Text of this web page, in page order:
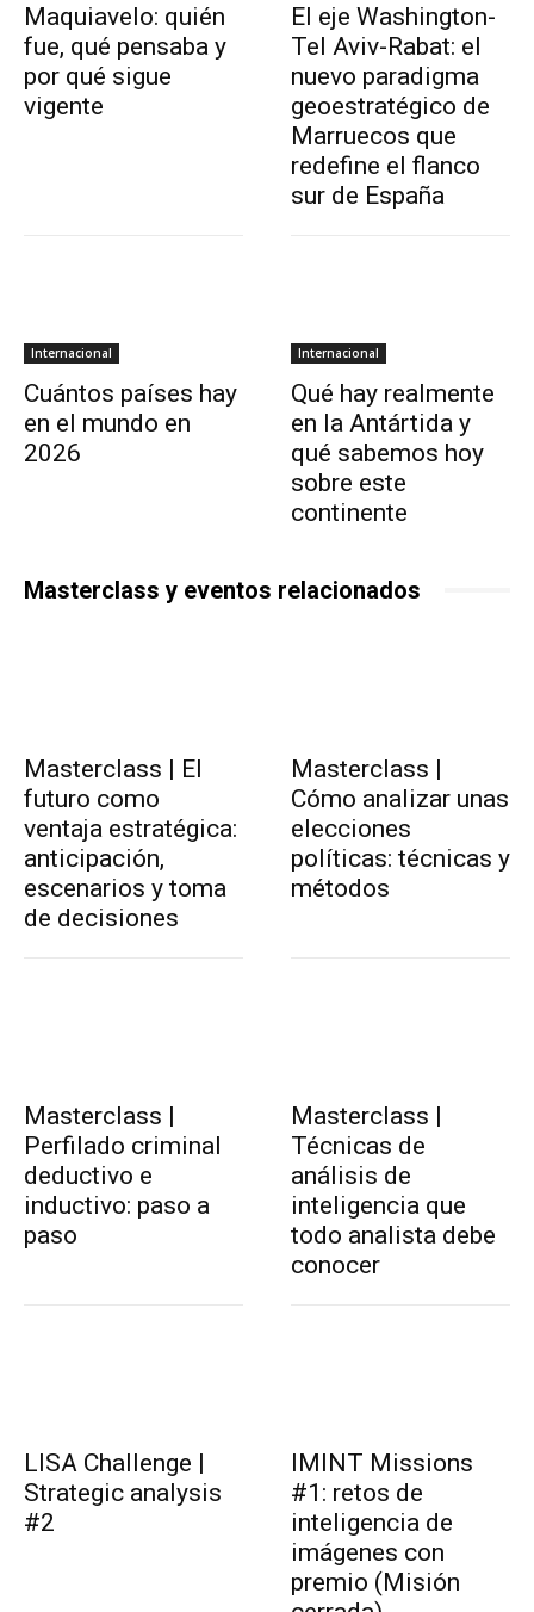
Maquiavelo: quién
fue, qué pensaba y
por qué sigue
vigente
El eje Washington-
Tel Aviv-Rabat: el
nuevo paradigma
geoestratégico de
Marruecos que
redefine el flanco
sur de España
Internacional
Cuántos países hay
en el mundo en
2026
Internacional
Qué hay realmente
en la Antártida y
qué sabemos hoy
sobre este
continente
Masterclass y eventos relacionados
Masterclass | El
futuro como
ventaja estratégica:
anticipación,
escenarios y toma
de decisiones
Masterclass |
Cómo analizar unas
elecciones
políticas: técnicas y
métodos
Masterclass |
Perfilado criminal
deductivo e
inductivo: paso a
paso
Masterclass |
Técnicas de
análisis de
inteligencia que
todo analista debe
conocer
LISA Challenge |
Strategic analysis
#2
IMINT Missions
#1: retos de
inteligencia de
imágenes con
premio (Misión